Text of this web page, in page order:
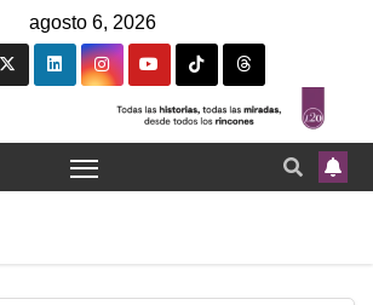
agosto 6, 2026